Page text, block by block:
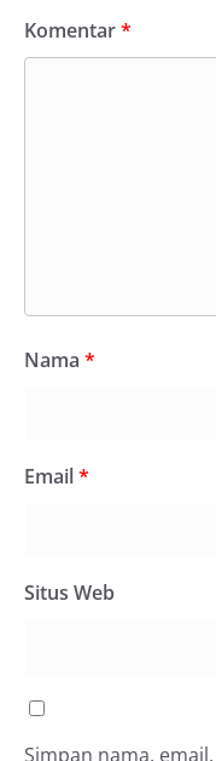
Komentar*
Nama *
Email*
Situs Web
Simpan nama,